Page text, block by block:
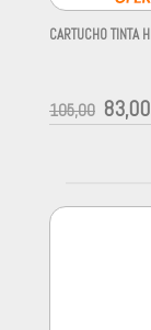
CARTUCHO TINTA
105,00